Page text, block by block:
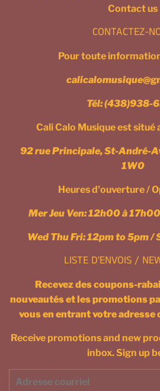
Contact us
CONTACTEZ-
Pour toute
calicalomusique
Tél:(438)938-
Cali Calo Musique est situé
92 rue Principale, St-André-
1W0
Heures d'ouverture /
Mer Jeu Ven: 12h00 à
Wed Thu Fri: 12pm to 5pm /
LISTE D'ENVOIS /
Recevez des coupons-
nouveautés et les promotions
vous en entrant votre
Receive promotions and new
inbox. Sign up